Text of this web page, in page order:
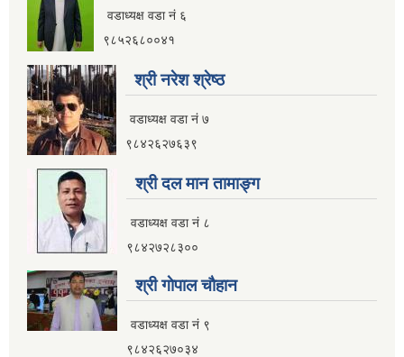
वडाध्यक्ष वडा नं ६
९८५२६८००४१
श्री नरेश श्रेष्ठ
वडाध्यक्ष वडा नं ७
९८४२६२७६३९
श्री दल मान तामाङ्ग
वडाध्यक्ष वडा नं ८
९८४२७२८३००
श्री गाेपाल चाैहान
वडाध्यक्ष वडा नं ९
९८४२६२७०३४